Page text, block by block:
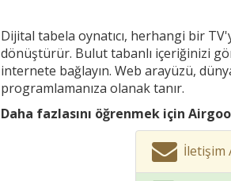
Dijital tabela oynatıcı, herhangi bir
dönüştürür. Bulut tabanlı içeriğinizi
internete bağlayın. Web arayüzü,
programlamanıza olanak tanır.
Daha fazlasını öğrenmek için
İletişim